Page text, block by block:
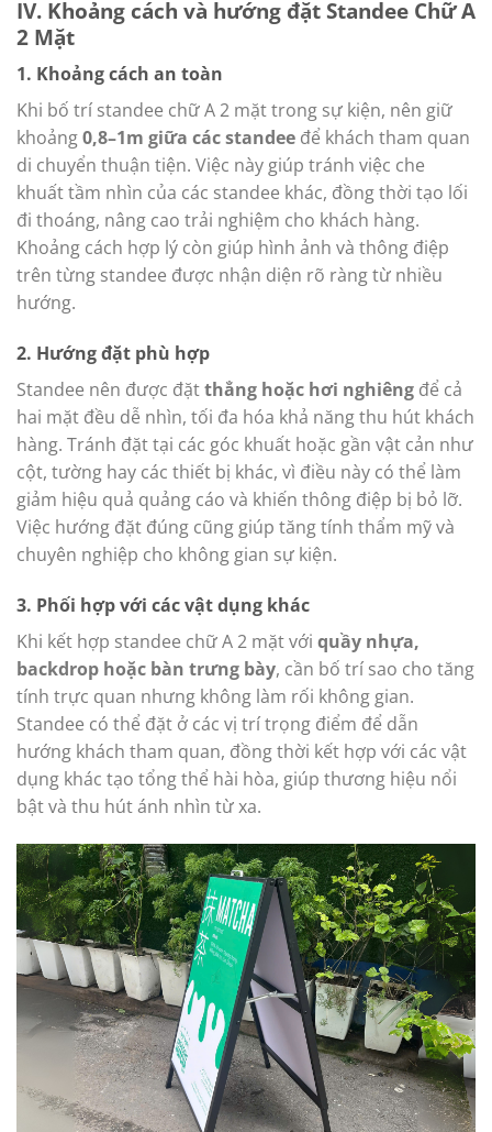
IV. Khoảng cách và hướng đặt Standee Chữ A
2 Mặt
1. Khoảng cách an toàn
Khi bố trí standee chữ A 2 mặt trong sự kiện, nên giữ
khoảng0,8–1m giữa các standee để khách tham quan
di chuyển thuận tiện. Việc này giúp tránh việc che
khuất tầm nhìn của các standee khác, đồng thời tạo lối
đi thoáng, nâng cao trải nghiệm cho khách hàng.
Khoảng cách hợp lý còn giúp hình ảnh và thông điệp
trên từng standee được nhận diện rõ ràng từ nhiều
hướng.
2. Hướng đặt phù hợp
Standee nên được đặtthẳng hoặc hơi nghiêng để cả
hai mặt đều dễ nhìn, tối đa hóa khả năng thu hút khách
hàng. Tránh đặt tại các góc khuất hoặc gần vật cản như
cột, tường hay các thiết bị khác, vì điều này có thể làm
giảm hiệu quả quảng cáo và khiến thông điệp bị bỏ lỡ.
Việc hướng đặt đúng cũng giúp tăng tính thẩm mỹ và
chuyên nghiệp cho không gian sự kiện.
3. Phối hợp với các vật dụng khác
Khi kết hợp standee chữ A 2 mặt với quầy nhựa,
backdrop hoặc bàn trưng bày, cần bố trí sao cho tăng
tính trực quan nhưng không làm rối không gian.
Standee có thể đặt ở các vị trí trọng điểm để dẫn
hướng khách tham quan, đồng thời kết hợp với các vật
dụng khác tạo tổng thể hài hòa, giúp thương hiệu nổi
bật và thu hút ánh nhìn từ xa.